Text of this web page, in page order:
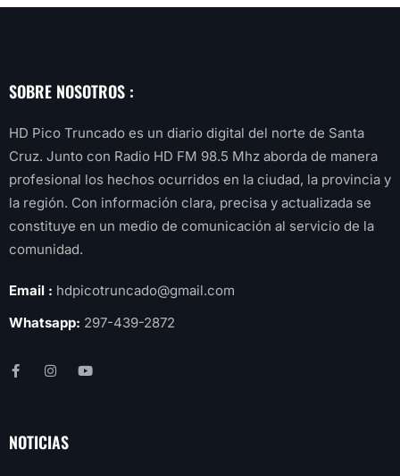
SOBRE NOSOTROS :
HD Pico Truncado es un diario digital del norte de Santa
Cruz. Junto con Radio HD FM 98.5 Mhz aborda de manera
profesional los hechos ocurridos en la ciudad, la provincia y
la región. Con información clara, precisa y actualizada se
constituye en un medio de comunicación al servicio de la
comunidad.
Email : hdpicotruncado@gmail.com
Whatsapp: 297-439-2872
NOTICIAS